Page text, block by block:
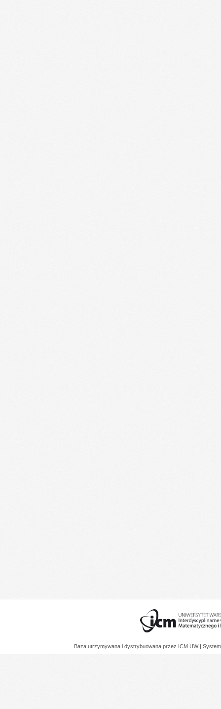
Baza utrzymywana i dystrybuowana przez ICM UW |